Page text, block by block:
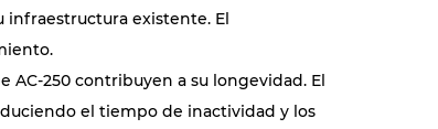
infraestructura existente. El
250 contribuyen a su longevidad. El
el tiempo de inactividad y los